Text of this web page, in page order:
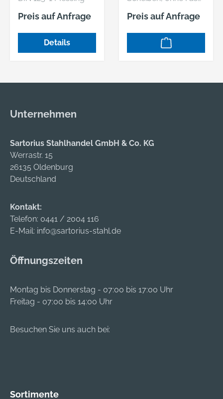
Form B Scheiben
Preis auf Anfrage
Details
- Abmessung: 13
VE=S (100 Stück )
Preis auf Anfrage
Unternehmen
Sartorius Stahlhandel GmbH & Co. KG
Werrastr. 15
26135 Oldenburg
Deutschland
Kontakt:
Telefon: 0441 / 2004 116
E-Mail: info@sartorius-stahl.de
Öffnungszeiten
Montag bis Donnerstag - 07:00 bis 17:00 Uhr
Freitag - 07:00 bis 14:00 Uhr
Besuchen Sie uns auch bei:
Sortimente